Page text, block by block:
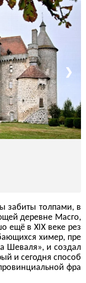
❯
забиты толпами, в
деревне Масго,
в XIX веке рез
химер, пре
Шеваля», и создал
и сегодня способ
фра